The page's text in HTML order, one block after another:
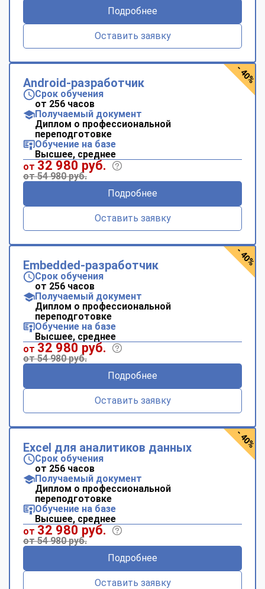
Подробнее
Оставить заявку
Android-разработчик
Срок обучения
от 256 часов
Получаемый документ
Диплом о профессиональной
переподготовке
Обучение на базе
Высшее, среднее
от 32 980 руб.
от 54 980 руб.
Подробнее
Оставить заявку
- 40%
Embedded-разработчик
Срок обучения
от 256 часов
Получаемый документ
Диплом о профессиональной
переподготовке
Обучение на базе
Высшее, среднее
от 32 980 руб.
от 54 980 руб.
Подробнее
Оставить заявку
- 40%
Excel для аналитиков данных
Срок обучения
от 256 часов
Получаемый документ
Диплом о профессиональной
переподготовке
Обучение на базе
Высшее, среднее
от 32 980 руб.
от 54 980 руб.
Подробнее
Оставить заявку
- 40%